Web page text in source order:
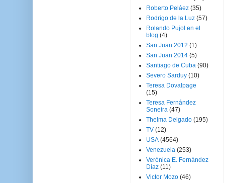
Roberto Peláez (35)
Rodrigo de la Luz (57)
Rolando Pujol en el
blog (4)
San Juan 2012 (1)
San Juan 2014 (5)
Santiago de Cuba (90)
Severo Sarduy (10)
Teresa Dovalpage
(15)
Teresa Fernández
Soneira (47)
Thelma Delgado (195)
TV (12)
USA (4564)
Venezuela (253)
Verónica E. Fernández
Díaz (11)
Victor Mozo (46)